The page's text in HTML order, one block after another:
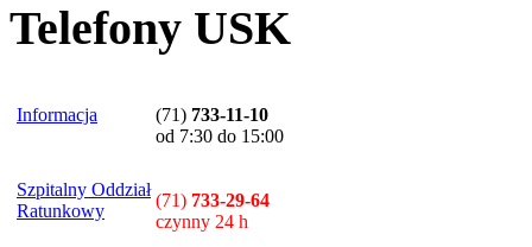
Telefony USK
Informacja (71) 733-11-10
od 7:30 do 15:00
Szpitalny Oddział
Ratunkowy
(71) 733-29-64
czynny 24 h